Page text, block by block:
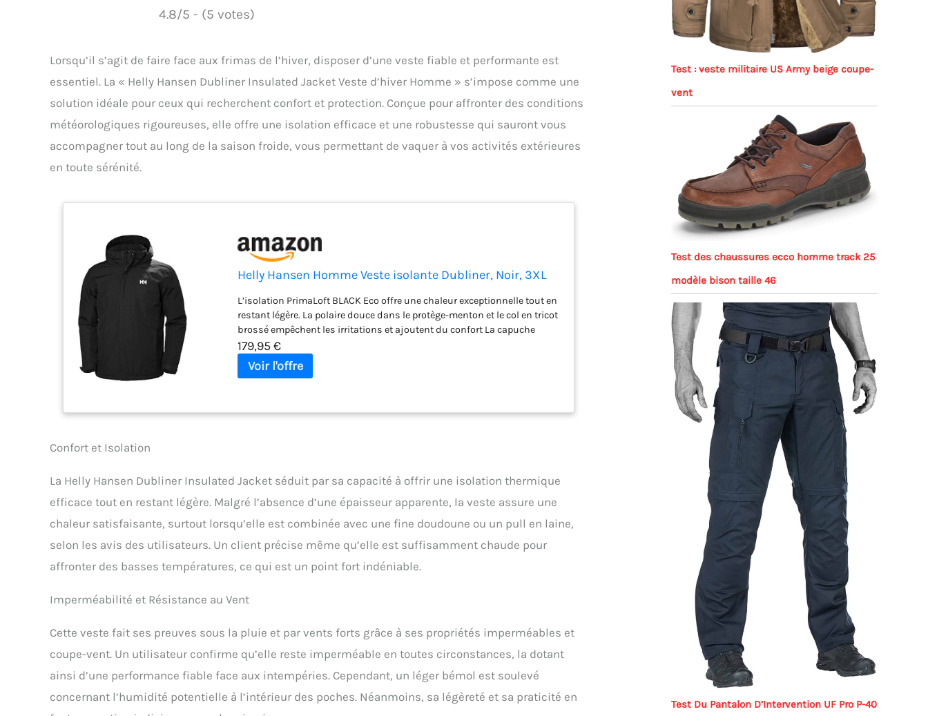
4.8/5 - (5 votes)
Lorsqu’il s’agit de faire face aux frimas de l’hiver, disposer d’une veste fiable et performante est
essentiel. La « Helly Hansen Dubliner Insulated Jacket Veste d’hiver Homme » s’impose comme une
solution idéale pour ceux qui recherchent confort et protection. Conçue pour affronter des conditions
météorologiques rigoureuses, elle offre une isolation efficace et une robustesse qui sauront vous
accompagner tout au long de la saison froide, vous permettant de vaquer à vos activités extérieures
en toute sérénité.
Helly Hansen Homme Veste isolante Dubliner, Noir, 3XL
L’isolation PrimaLoft BLACK Eco offre une chaleur exceptionnelle tout en
restant légère. La polaire douce dans le protège-menton et le col en tricot
brossé empêchent les irritations et ajoutent du confort La capuche
pliable se replie dans le col pour un rangement pratique et une
protection adaptable Les deux poches extérieures et intérieures offrent
une organisation pratique pour les articles essentiels Le revêtement
179,95 €
Confort et Isolation
La Helly Hansen Dubliner Insulated Jacket séduit par sa capacité à offrir une isolation thermique
efficace tout en restant légère. Malgré l’absence d’une épaisseur apparente, la veste assure une
chaleur satisfaisante, surtout lorsqu’elle est combinée avec une fine doudoune ou un pull en laine,
selon les avis des utilisateurs. Un client précise même qu’elle est suffisamment chaude pour
affronter des basses températures, ce qui est un point fort indéniable.
Imperméabilité et Résistance au Vent
Cette veste fait ses preuves sous la pluie et par vents forts grâce à ses propriétés imperméables et
coupe-vent. Un utilisateur confirme qu’elle reste imperméable en toutes circonstances, la dotant
ainsi d’une performance fiable face aux intempéries. Cependant, un léger bémol est soulevé
concernant l’humidité potentielle à l’intérieur des poches. Néanmoins, sa légèreté et sa praticité en
Test : veste militaire US Army beige coupe-
vent
Test des chaussures ecco homme track 25
modèle bison taille 46
Test Du Pantalon D’Intervention UF Pro P-40